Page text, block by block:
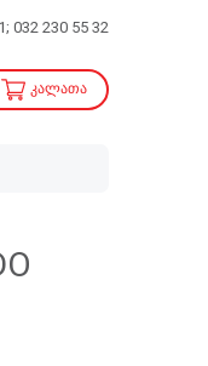
032 230 55 32
კალათა